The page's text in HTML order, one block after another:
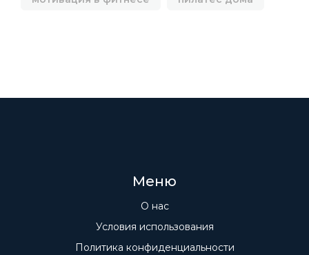
Меню
О нас
Условия использования
Политика конфиденциальности